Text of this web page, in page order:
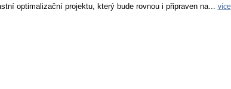
optimalizační projektu, který bude rovnou i připraven na... více